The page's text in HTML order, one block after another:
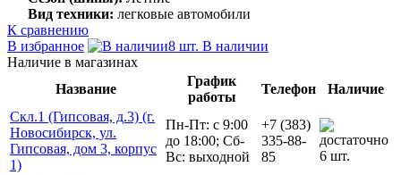
Вид техники: легковые автомобили
К сравнению
В избранное
8 шт. В наличии
Наличие в магазинах
Название
График
работы
Телефон
Наличие
Скл.1 (Гипсовая, д.3) (г.
Новосибирск, ул.
Гипсовая, дом 3, корпус
1)
Пн-Пт: с 9:00
до 18:00; Сб-
Вс: выходной
+7 (383)
335-88-
85
6 шт.